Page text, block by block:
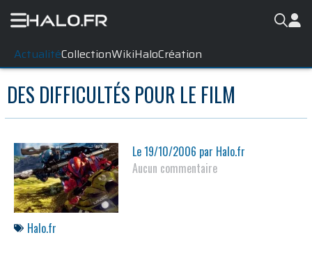
ActualitéCollectionWikiHaloCréation
DES DIFFICULTÉS POUR LE FILM
Le19/10/2006 par Halo.fr
Aucun commentaire
Halo.fr